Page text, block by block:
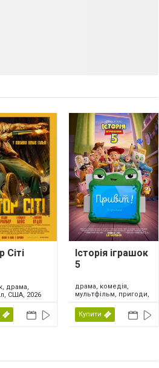
Сіті
драма,
США, 2026
Історія іграшок
5
драма, комедія,
мультфільм, пригоди,
сімейний, фентезі,
США, 2026
Купити